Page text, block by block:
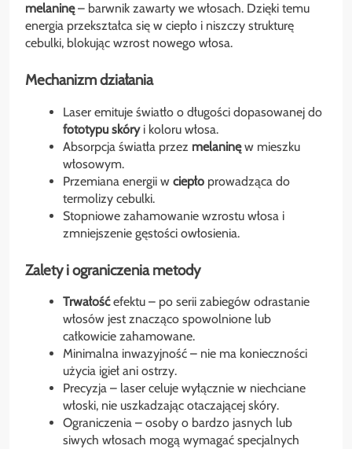
melaninę– barwnik zawarty we włosach. Dzięki temu
energia przekształca się w ciepło i niszczy strukturę
cebulki, blokując wzrost nowego włosa.
Mechanizm działania
Laser emituje światło o długości dopasowanej do
fototypu skóryi koloru włosa.
Absorpcja światła przez melaninęw mieszku
włosowym.
Przemiana energii w ciepło prowadząca do
termolizy cebulki.
Stopniowe zahamowanie wzrostu włosa i
zmniejszenie gęstości owłosienia.
Zalety i ograniczenia metody
Trwałośćefektu – po serii zabiegów odrastanie
włosów jest znacząco spowolnione lub
całkowicie zahamowane.
Minimalna inwazyjność – nie ma konieczności
użycia igieł ani ostrzy.
Precyzja – laser celuje wyłącznie w niechciane
włoski, nie uszkadzając otaczającej skóry.
Ograniczenia – osoby o bardzo jasnych lub
siwych włosach mogą wymagać specjalnych